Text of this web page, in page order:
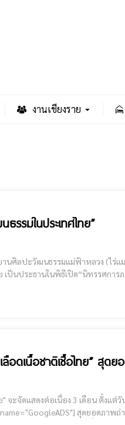
งานเชียงราย
รมในประเทศไทย”
ฒนธรรมแม่ฟ้าหลวง (ไร่แม่ฟ้าหลวง)
ดเนื้อชาติเชื้อไทย” สุด
จะจัดแสดงต่อเนื่อง 3 เดือน ตั้งแ